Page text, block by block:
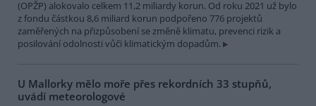
(OPŽP) alokovalo celkem 11,2 miliardy korun. Od roku 2021 už bylo
z fondu částkou 8,6 miliard korun podpořeno 776 projektů
zaměřených na přizpůsobení se změně klimatu, prevenci rizik a
posilování odolnosti vůči klimatickým dopadům.
U Mallorky mělo moře přes rekordních 33 stupňů,
uvádí meteorologové